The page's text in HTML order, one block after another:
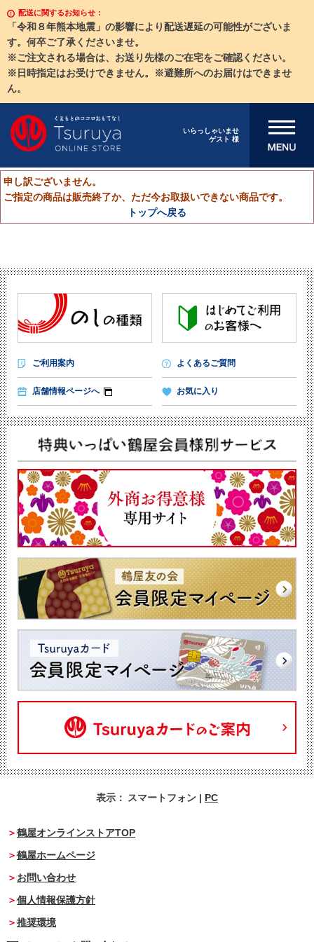
配送に関するお知らせ：
「令和８年熊本地震」の影響により配送遅延の可能性がございま
す。何卒ご了承くださいませ。
※ご注文される場合は、お送り先様のご在宅をご確認ください。
※日時指定はお受けできません。※避難所へのお届けはできませ
ん。
いらっしゃいませ
ゲスト 様
メニューを開
申し訳ございません。
ご指定の商品は販売終了か、ただ今お取扱いできない商品です。
トップへ戻る
ご利用案内 よくあるご質問
店舗情報ページへ お気に入り
表示： スマートフォン | PC
鶴屋オンラインストアTOP
鶴屋ホームページ
お問い合わせ
個人情報保護方針
推奨環境